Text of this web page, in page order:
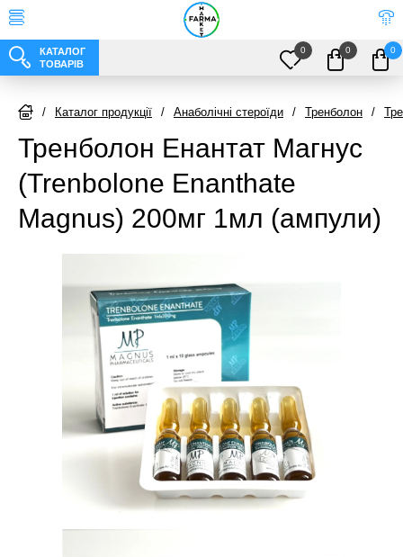
КАТАЛОГ
ТОВАРІВ
0 0 0
/ Каталог продукції / Анаболічні стероїди / Тренболон /
Тренболон Енантат Магнус
(Trenbolone Enanthate
Magnus) 200мг 1мл (ампули)